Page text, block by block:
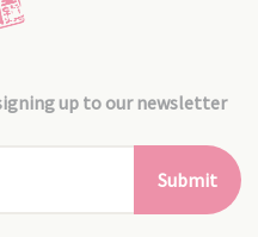
up to our newsletter
Submit